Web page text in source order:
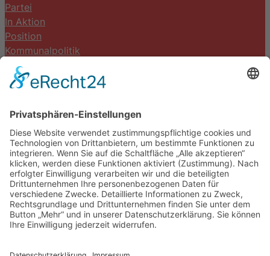
Partei
In Aktion
Position
Kommunalpolitik
Termine
DIE LINKE. Schwalm-Eder
Steingasse 5
34613 Schwalmstadt
Tel.06691 8077899
info@die-linke-schwalm-eder.de
Gesetzliches
Impressum